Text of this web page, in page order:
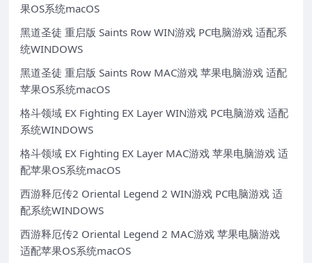
果OS系统macOS
黑道圣徒 重启版 Saints Row WIN游戏 PC电脑游戏 适配系
统WINDOWS
黑道圣徒 重启版 Saints Row MAC游戏 苹果电脑游戏 适配
苹果OS系统macOS
格斗领域 EX Fighting EX Layer WIN游戏 PC电脑游戏 适配
系统WINDOWS
格斗领域 EX Fighting EX Layer MAC游戏 苹果电脑游戏 适
配苹果OS系统macOS
西游释厄传2 Oriental Legend 2 WIN游戏 PC电脑游戏 适
配系统WINDOWS
西游释厄传2 Oriental Legend 2 MAC游戏 苹果电脑游戏
适配苹果OS系统macOS